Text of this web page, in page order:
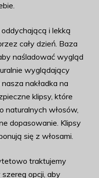
i lekką
cały dzień. Baza
naśladować wygląd
wyglądający
nakładka na
klipsy, które
naturalnych włosów,
dopasowanie. Klipsy
się z włosami.
traktujemy
opcji, aby